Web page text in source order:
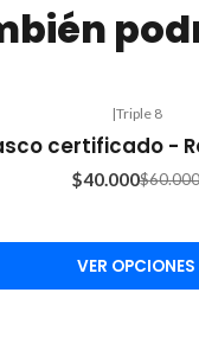
|Triple 8
certificado -
$40.000$60.000
VER OPCIONES